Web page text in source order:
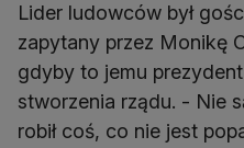
Lider ludowców był
zapytany przez Monikę
gdyby to jemu
stworzenia rządu. - Nie
robił coś, co nie jest